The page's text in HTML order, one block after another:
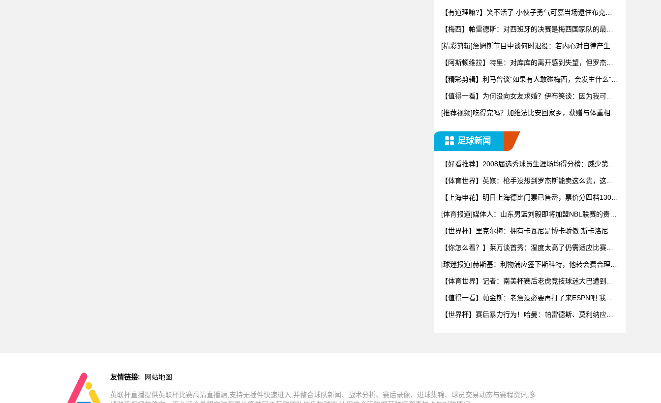
【有道理嘛?】笑不活了 小伙子勇气可嘉当场逮住布克开
【梅西】帕雷德斯：对西班牙的决赛是梅西国家队的最后
[精彩剪辑]詹姆斯节目中谈何时退役：若内心对自律产生抗
【阿斯顿维拉】特里：对库库的离开感到失望，但罗杰斯
【精彩剪辑】利马曾谈“如果有人敢碰梅西，会发生什么”：
【值得一看】为何没向女友求婚？伊布笑谈：因为我可不
[推荐视频]吃得完吗？加维法比安回家乡，获赠与体重相等
足球新闻
【好看推荐】2008届选秀球员生涯场均得分榜：威少第一
【体育世界】英媒：枪手没想到罗杰斯能卖这么贵，这似
【上海申花】明日上海德比门票已售罄，票价分四档130
[体育报道]媒体人：山东男篮刘毅即将加盟NBL联赛的贵州
【世界杯】里克尔梅：拥有卡瓦尼是博卡骄傲 斯卡洛尼是
【你怎么看？】莱万谈首秀：湿度太高了仍需适应比赛环
[球迷报道]赫斯基：利物浦应签下斯科特，他转会费合理且
【体育世界】记者：南美杯赛后老虎竞技球迷大巴遭到枪
【值得一看】帕金斯：老詹没必要再打了来ESPN吧 我们
【世界杯】赛后暴力行为！哈曼：帕雷德斯、莫利纳应被
友情链接: 网站地图
英联杯直播提供英联杯比赛高清直播源,支持无插件快速进入,并整合球队新闻、战术分析、赛后录像、进球集锦、球员交易动态与赛程资讯,多